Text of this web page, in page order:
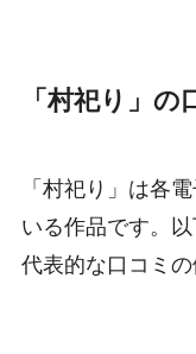
「村祀り」の
「村祀り」は各
いる作品です。
代表的な口コミの